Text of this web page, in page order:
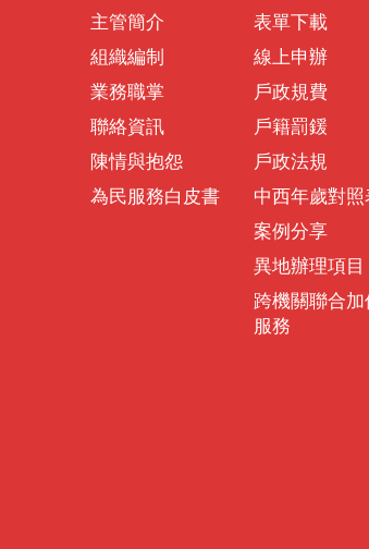
主管簡介
組織編制
業務職掌
聯絡資訊
陳情與抱怨
為民服務白皮書
表單下載
線上申辦
戶政規費
戶籍罰鍰
戶政法規
中西年歲對照
案例分享
異地辦理項目
跨機關聯合加
服務